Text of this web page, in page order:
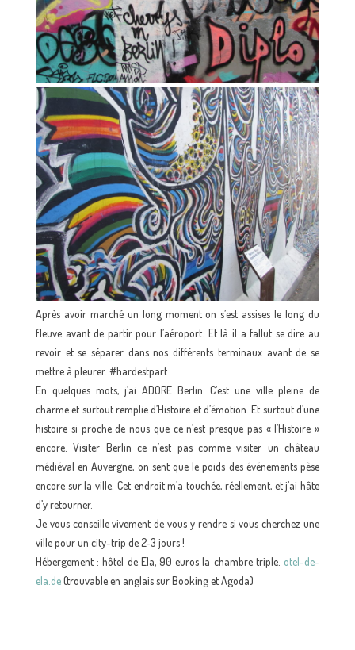
Après avoir marché un long moment on s’est assises le long du
fleuve avant de partir pour l’aéroport. Et là il a fallut se dire au
revoir et se séparer dans nos différents terminaux avant de se
mettre à pleurer. #hardestpart
En quelques mots, j’ai ADORE Berlin. C’est une ville pleine de
charme et surtout remplie d’Histoire et d’émotion. Et surtout d’une
histoire si proche de nous que ce n’est presque pas « l’Histoire »
encore. Visiter Berlin ce n’est pas comme visiter un château
médiéval en Auvergne, on sent que le poids des événements pèse
encore sur la ville. Cet endroit m’a touchée, réellement, et j’ai hâte
d’y retourner.
Je vous conseille vivement de vous y rendre si vous cherchez une
ville pour un city-trip de 2-3 jours !
Hébergement : hôtel de Ela, 90 euros la chambre triple. otel-de-
ela.de(trouvable en anglais sur Booking et Agoda)